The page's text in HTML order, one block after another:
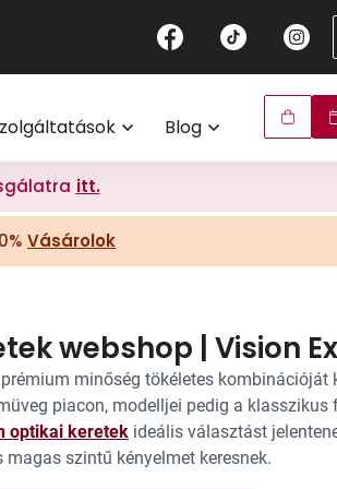
Blog
lencsék
Olvasó- és távoli szemüveg
Érdekességek
Tippek a szemüvegválasztáshoz
GYIK
Hogyan válasszunk
Milyen napszemüveg illik
Online
90 napos látávizsgálat-
Vision Express
Multifokális lencse
itt.
Vásárolok
webshop | Vision
minőség tökéletes kombinációját
piacon, modelljei pedig a klasszikus
optikai keretek ideális választást
szintű kényelmet keresnek.